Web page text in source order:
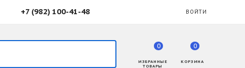
+7 (982) 100-41-48 ВОЙТИ
ИЗБРАННЫЕ
ТОВАРЫ
0
КОРЗИНА
0